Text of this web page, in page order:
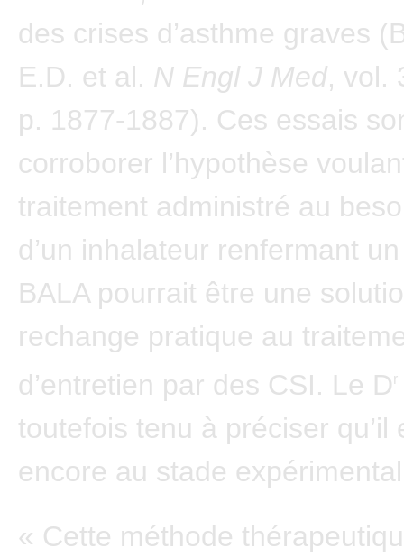
des crises d’asthme graves
E.D. et al. N Engl J Med, vol.
p. 1877-1887). Ces essais
corroborer l’hypothèse
traitement administré au
d’un inhalateur renfermant
BALA pourrait être une
rechange pratique au
d’entretien par des CSI. Le Dr
toutefois tenu à préciser qu’il
encore au stade
« Cette méthode